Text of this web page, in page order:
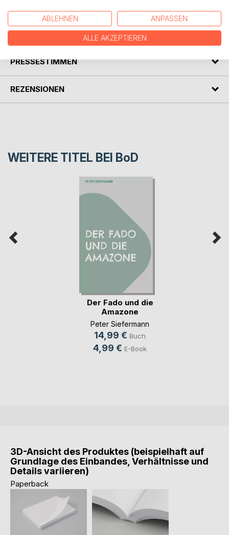
PRESSESTIMMEN
REZENSIONEN
WEITERE TITEL BEI BoD
Der Fado und die
Amazone
Peter Siefermann
14,99 € Buch
4,99 € E-Book
3D-Ansicht des Produktes (beispielhaft auf
Grundlage des Einbandes, Verhältnisse und
Details variieren)
Paperback
ABLEHNEN ANPASSEN
ALLE AKZEPTIEREN